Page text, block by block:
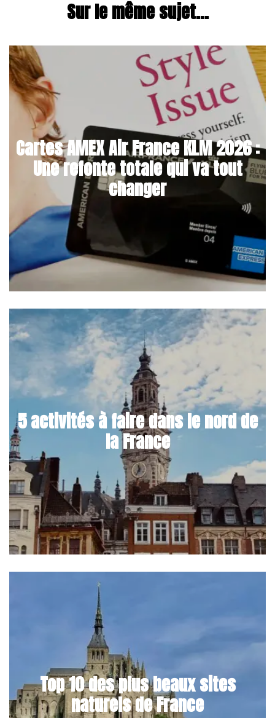
Sur le même sujet...
Cartes AMEX Air France KLM 2026 :
Une refonte totale qui va tout
changer
5 activités à faire dans le nord de
la France
Top 10 des plus beaux sites
naturels de France